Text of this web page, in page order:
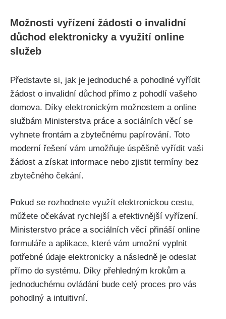
Možnosti vyřízení žádosti o invalidní
důchod elektronicky a využití online
služeb
Představte si, jak je jednoduché a pohodlné vyřídit
žádost o invalidní důchod přímo z pohodlí vašeho
domova. Díky elektronickým možnostem a online
službám Ministerstva práce a sociálních věcí se
vyhnete frontám a zbytečnému papírování. Toto
moderní řešení vám umožňuje úspěšně vyřídit vaši
žádost a získat informace nebo zjistit termíny bez
zbytečného čekání.
Pokud se rozhodnete využít elektronickou cestu,
můžete očekávat rychlejší a efektivnější vyřízení.
Ministerstvo práce a sociálních věcí přináší online
formuláře a aplikace, které vám umožní vyplnit
potřebné údaje elektronicky a následně je odeslat
přímo do systému. Díky přehledným krokům a
jednoduchému ovládání bude celý proces pro vás
pohodlný a intuitivní.